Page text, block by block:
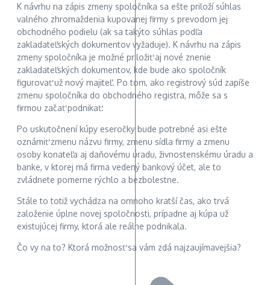
K návrhu na zápis zmeny spoločníka sa ešte priloží súhlas
valného zhromaždenia kupovanej firmy s prevodom jej
obchodného podielu (ak sa takýto súhlas podľa
zakladateľských dokumentov vyžaduje). K návrhu na zápis
zmeny spoločníka je možné priložiť aj nové znenie
zakladateľských dokumentov, kde bude ako spoločník
figurovať už nový majiteľ. Po tom, ako registrový súd zapíše
zmenu spoločníka do obchodného registra, môže sa s
firmou začať podnikať.
Po uskutočnení kúpy eseročky bude potrebné asi ešte
oznámiť zmenu názvu firmy, zmenu sídla firmy a zmenu
osoby konateľa aj daňovému úradu, živnostenskému úradu a
banke, v ktorej má firma vedený bankový účet, ale to
zvládnete pomerne rýchlo a bezbolestne.
Stále to totiž vychádza na omnoho kratší čas, ako trvá
založenie úplne novej spoločnosti, prípadne aj kúpa už
existujúcej firmy, ktorá ale reálne podnikala.
Čo vy na to? Ktorá možnosť sa vám zdá najzaujímavejšia?